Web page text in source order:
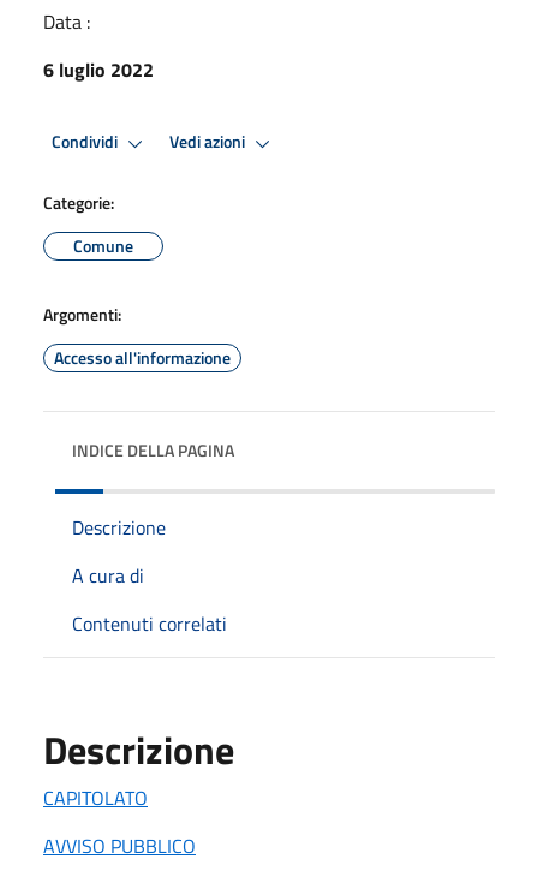
Data :
6 luglio 2022
Condividi Vedi azioni
Categorie:
Comune
Argomenti:
Accesso all'informazione
INDICE DELLA PAGINA
Descrizione
A cura di
Contenuti correlati
Descrizione
CAPITOLATO
AVVISO PUBBLICO